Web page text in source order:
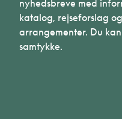
nyhedsbreve med
katalog, rejseforslag
arrangementer. Du
samtykke.